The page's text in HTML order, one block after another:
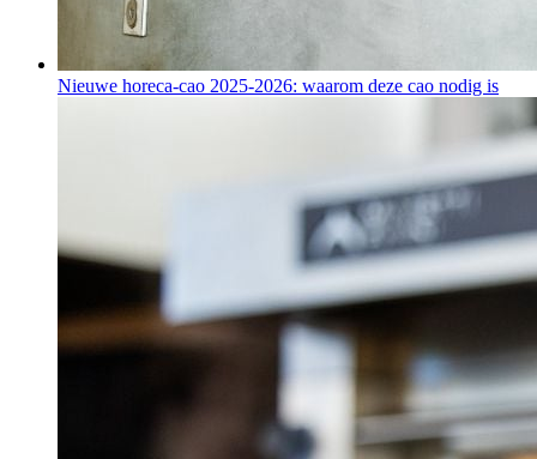
Nieuwe horeca-cao 2025-2026: waarom deze cao nodig is